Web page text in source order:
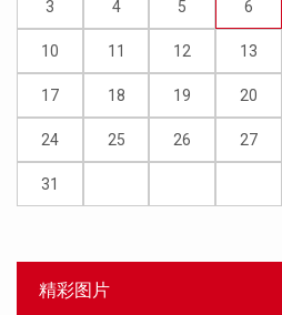
3 4 5 6
10 11 12 13
17 18 19 20
24 25 26 27
31
精彩图片